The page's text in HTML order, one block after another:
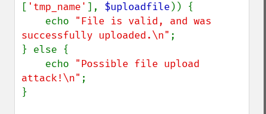
[ 'tmp_name' ], $uploadfile )) {
    echo
"File is valid, and was
successfully uploaded.\n" ;
} else {
    echo
"Possible file upload
attack!\n" ;
}